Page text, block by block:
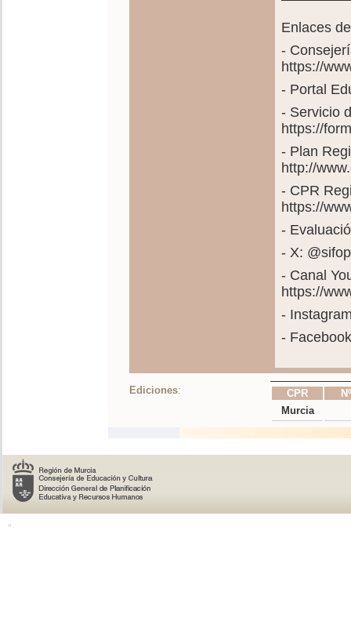
Enlaces
-
https://
- Portal
- Servicio
https://
- Plan
http://
- CPR
https://
-
- X:
- Canal
https://
-
-
Ediciones: CPR
Murcia
o